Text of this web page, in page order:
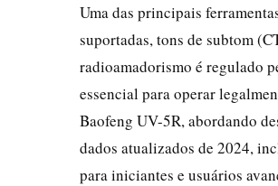
Uma das principais
suportadas, tons de subtom
radioamadorismo é regulado
essencial para operar
Baofeng UV-5R, abordando
dados atualizados de 2024,
para iniciantes e usuários